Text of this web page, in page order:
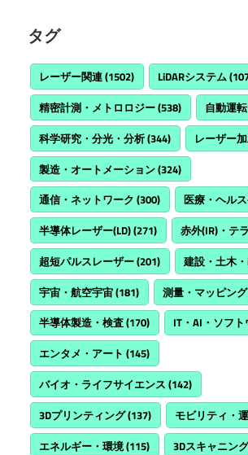
タグ
レーザー関連(1502) LiDARシステム
精密計測・メトロロジー(538) 自動運
科学研究・分光・分析(344) レーザー
製造・オートメーション(324)
通信・ネットワーク (300) 医療・ヘル
半導体レーザー(LD)(271) 赤外(IR)・テ
超短パルスレーザー(201) 建設・土木
宇宙・航空宇宙(181) 測量・マッピング
半導体製造・検査(170) IT・AI・ソフ
エンタメ・アート (145)
バイオ・ライフサイエンス (142)
3Dプリンティング(137) モビリティ・
エネルギー・環境(115) 3Dスキャニン